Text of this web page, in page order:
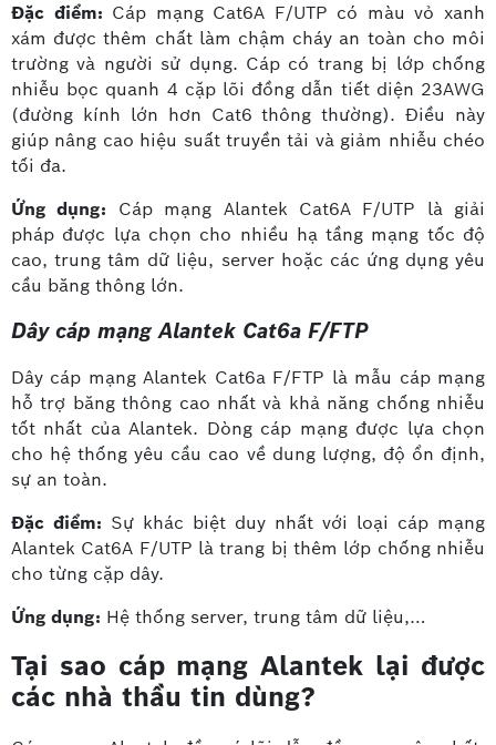
Đặc điểm: Cáp mạng Cat6A F/UTP có màu vỏ xanh
xám được thêm chất làm chậm cháy an toàn cho môi
trường và người sử dụng. Cáp có trang bị lớp chống
nhiễu bọc quanh 4 cặp lõi đồng dẫn tiết diện 23AWG
(đường kính lớn hơn Cat6 thông thường). Điều này
giúp nâng cao hiệu suất truyền tải và giảm nhiễu chéo
tối đa.
Ứng dụng: Cáp mạng Alantek Cat6A F/UTP là giải
pháp được lựa chọn cho nhiều hạ tầng mạng tốc độ
cao, trung tâm dữ liệu, server hoặc các ứng dụng yêu
cầu băng thông lớn.
Dây cáp mạng Alantek Cat6a F/FTP
Dây cáp mạng Alantek Cat6a F/FTP là mẫu cáp mạng
hỗ trợ băng thông cao nhất và khả năng chống nhiễu
tốt nhất của Alantek. Dòng cáp mạng được lựa chọn
cho hệ thống yêu cầu cao về dung lượng, độ ổn định,
sự an toàn.
Đặc điểm: Sự khác biệt duy nhất với loại cáp mạng
Alantek Cat6A F/UTP là trang bị thêm lớp chống nhiễu
cho từng cặp dây.
Ứng dụng: Hệ thống server, trung tâm dữ liệu,…
Tại sao cáp mạng Alantek lại được
các nhà thầu tin dùng?